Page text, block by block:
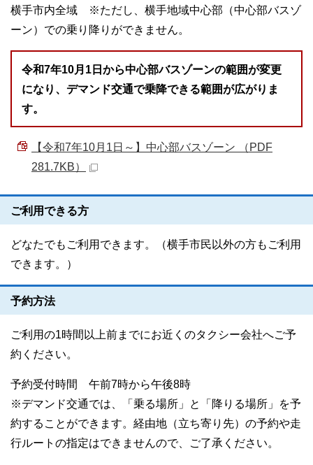
横手市内全域 ※ただし、横手地域中心部（中心部バスゾ
ーン）での乗り降りができません。
令和7年10月1日から中心部バスゾーンの範囲が変更
になり、デマンド交通で乗降できる範囲が広がりま
す。
【令和7年10月1日～】中心部バスゾーン （PDF
281.7KB）
ご利用できる方
どなたでもご利用できます。（横手市民以外の方もご利用
できます。）
予約方法
ご利用の1時間以上前までにお近くのタクシー会社へご予
約ください。
予約受付時間 午前7時から午後8時
※デマンド交通では、「乗る場所」と「降りる場所」を予
約することができます。経由地（立ち寄り先）の予約や走
行ルートの指定はできませんので、ご了承ください。